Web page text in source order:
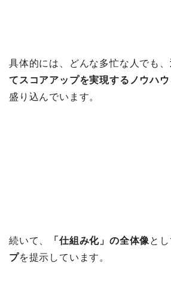
具体的には、どんな多忙な人でも、
てスコアアップを実現するノウハウ
盛り込んでいます。
続いて、 「仕組み化」の全体像 とし
プを提示しています。